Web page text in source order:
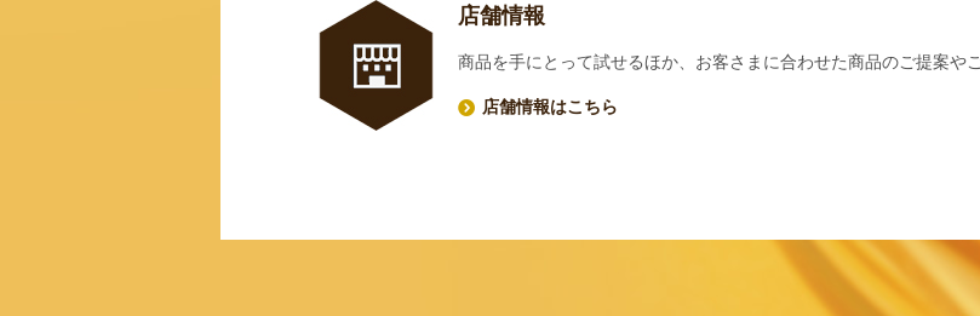
店舗情報
商品を手にとって試せるほか、お客さまに合わせた商品のご提案や
店舗情報はこちら